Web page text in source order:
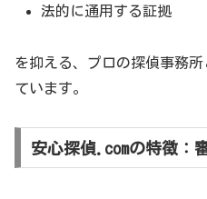
法的に通用する証拠
を抑える、プロの探偵事務
ています。
安心探偵.comの特徴：